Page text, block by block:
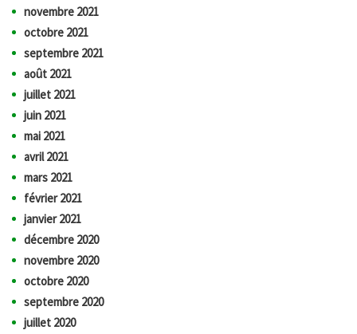
novembre 2021
octobre 2021
septembre 2021
août 2021
juillet 2021
juin 2021
mai 2021
avril 2021
mars 2021
février 2021
janvier 2021
décembre 2020
novembre 2020
octobre 2020
septembre 2020
juillet 2020